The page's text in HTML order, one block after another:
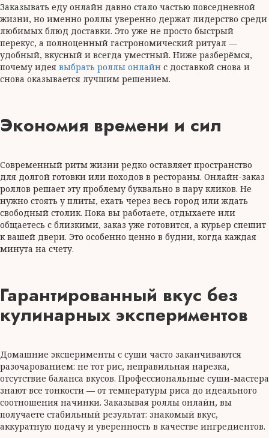
Заказывать еду онлайн давно стало частью повседневной
жизни, но именно роллы уверенно держат лидерство среди
любимых блюд доставки. Это уже не просто быстрый
перекус, а полноценный гастрономический ритуал —
удобный, вкусный и всегда уместный. Ниже разберёмся,
почему идея выбрать роллы онлайн с доставкой снова и
снова оказывается лучшим решением.
Экономия времени и сил
Современный ритм жизни редко оставляет пространство
для долгой готовки или походов в рестораны. Онлайн-заказ
роллов решает эту проблему буквально в пару кликов. Не
нужно стоять у плиты, ехать через весь город или ждать
свободный столик. Пока вы работаете, отдыхаете или
общаетесь с близкими, заказ уже готовится, а курьер спешит
к вашей двери. Это особенно ценно в будни, когда каждая
минута на счету.
Гарантированный вкус без
кулинарных экспериментов
Домашние эксперименты с суши часто заканчиваются
разочарованием: не тот рис, неправильная нарезка,
отсутствие баланса вкусов. Профессиональные суши-мастера
знают все тонкости — от температуры риса до идеального
соотношения начинки. Заказывая роллы онлайн, вы
получаете стабильный результат: знакомый вкус,
аккуратную подачу и уверенность в качестве ингредиентов.